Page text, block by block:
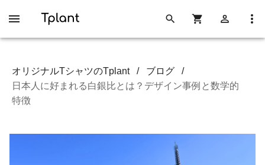
オリジナルTシャツのTplant / ブログ
/
日本人に好まれる白銀比とは？デザイン事例と数学的
特徴